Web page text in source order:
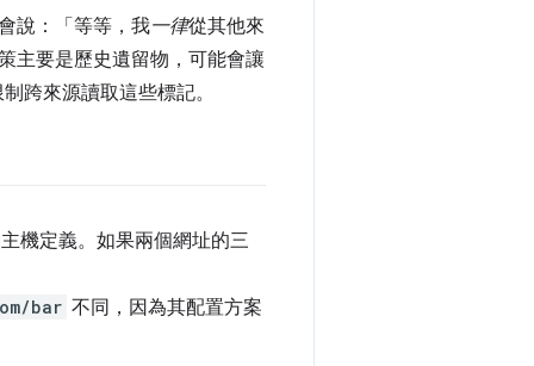
說：「等等，我一律從其他來
主要是歷史遺留物，可能會讓
制跨來源讀取這些標記。
機定義。如果兩個網址的三
bar 不同，因為其配置方案